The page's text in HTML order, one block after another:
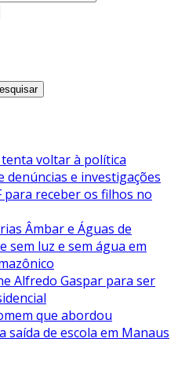
voltar à política
e investigações
para receber os filhos no
Âmbar e Águas de
sem luz e sem água em
Alfredo Gaspar para ser
que abordou
saída de escola em Manaus